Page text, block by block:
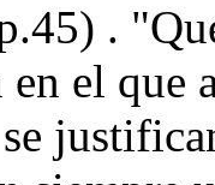
.
el que